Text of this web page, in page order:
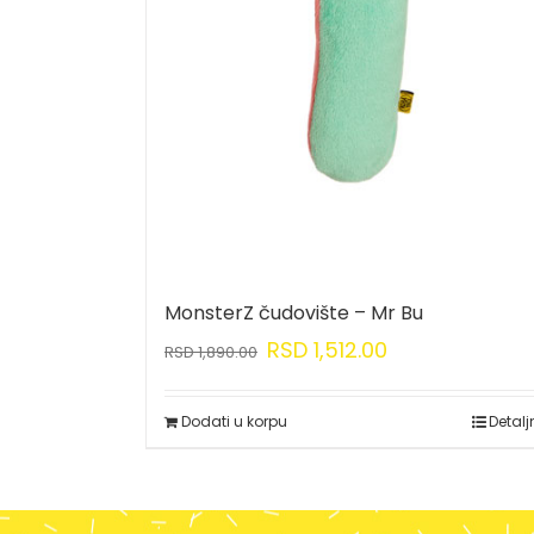
MonsterZ čudovište – Mr Bu
RSD1,890.00 RSD 1,512.00
Dodati u korpu